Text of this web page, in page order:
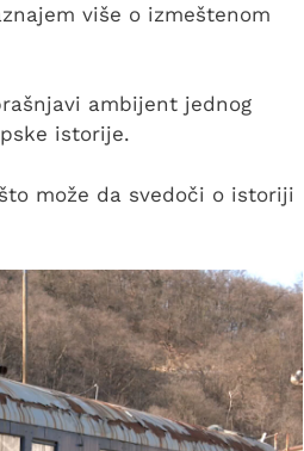
više o izmeštenom
ambijent jednog
istorije.
može da svedoči o istoriji